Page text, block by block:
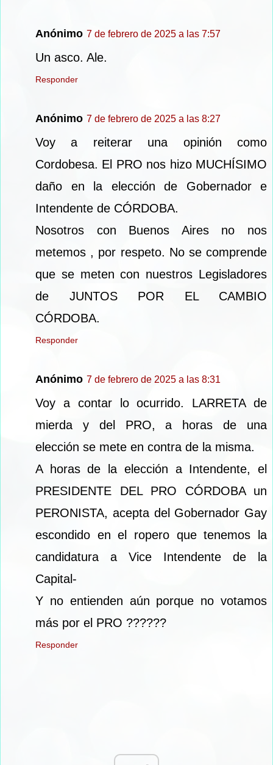
Anónimo 7 de febrero de 2025 a las 7:57
Un asco. Ale.
Responder
Anónimo 7 de febrero de 2025 a las 8:27
Voy a reiterar una opinión como
Cordobesa. El PRO nos hizo MUCHÍSIMO
daño en la elección de Gobernador e
Intendente de CÓRDOBA.
Nosotros con Buenos Aires no nos
metemos , por respeto. No se comprende
que se meten con nuestros Legisladores
de JUNTOS POR EL CAMBIO
CÓRDOBA.
Responder
Anónimo 7 de febrero de 2025 a las 8:31
Voy a contar lo ocurrido. LARRETA de
mierda y del PRO, a horas de una
elección se mete en contra de la misma.
A horas de la elección a Intendente, el
PRESIDENTE DEL PRO CÓRDOBA un
PERONISTA, acepta del Gobernador Gay
escondido en el ropero que tenemos la
candidatura a Vice Intendente de la
Capital-
Y no entienden aún porque no votamos
más por el PRO ??????
Responder